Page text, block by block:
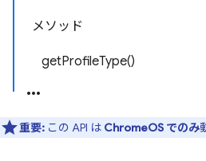
メソッド
getProfileType()
重要: この API は ChromeOS でのみ